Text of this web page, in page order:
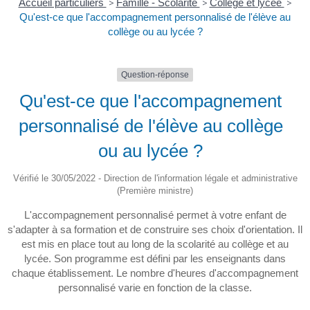
Accueil particuliers > Famille - Scolarité > Collège et lycée >
Qu'est-ce que l'accompagnement personnalisé de l'élève au
collège ou au lycée ?
Question-réponse
Qu'est-ce que l'accompagnement
personnalisé de l'élève au collège
ou au lycée ?
Vérifié le 30/05/2022 - Direction de l'information légale et administrative
(Première ministre)
L'accompagnement personnalisé permet à votre enfant de
s'adapter à sa formation et de construire ses choix d'orientation. Il
est mis en place tout au long de la scolarité au collège et au
lycée. Son programme est défini par les enseignants dans
chaque établissement. Le nombre d'heures d'accompagnement
personnalisé varie en fonction de la classe.